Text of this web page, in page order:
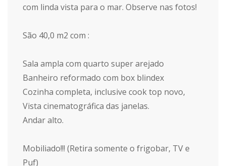
com linda vista para o mar. Observe nas fotos!
São 40,0 m2 com :
Sala ampla com quarto super arejado
Banheiro reformado com box blindex
Cozinha completa, inclusive cook top novo,
Vista cinematográfica das janelas.
Andar alto.
Mobiliado!!! (Retira somente o frigobar, TV e
Puf)